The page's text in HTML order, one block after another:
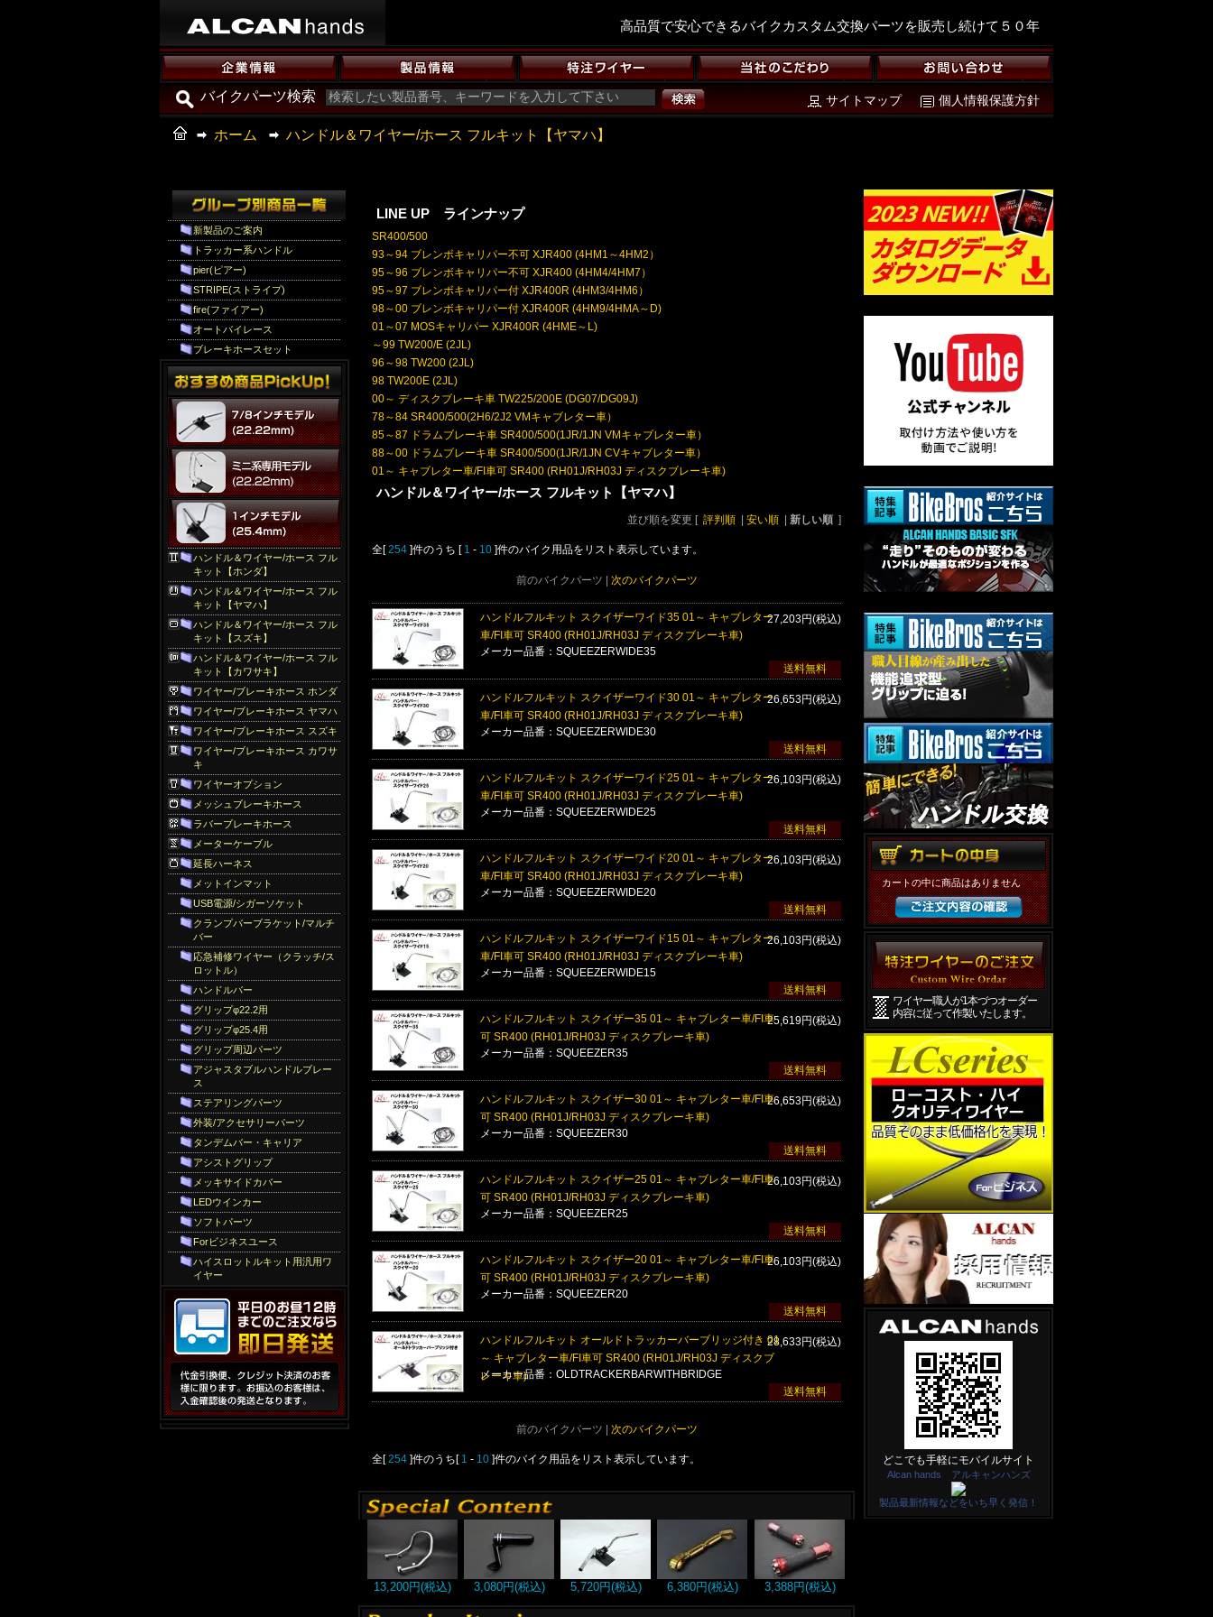
高品質で安心できるバイクカスタム交換パーツを販売し続けて５０年
サイトマップ 個人情報保護方針
バイクパーツ検索
ホーム ハンドル＆ワイヤー/ホース フルキット【ヤマハ】
新製品のご案内
トラッカー系ハンドル
pier(ピアー)
STRIPE(ストライプ)
fire(ファイアー)
オートバイレース
ブレーキホースセット
ハンドル＆ワイヤー/ホース フル
キット【ホンダ】
ハンドル＆ワイヤー/ホース フル
キット【ヤマハ】
ハンドル＆ワイヤー/ホース フル
キット【スズキ】
ハンドル＆ワイヤー/ホース フル
キット【カワサキ】
ワイヤー/ブレーキホース ホンダ
ワイヤー/ブレーキホース ヤマハ
ワイヤー/ブレーキホース スズキ
ワイヤー/ブレーキホース カワサ
キ
ワイヤーオプション
メッシュブレーキホース
ラバーブレーキホース
メーターケーブル
延長ハーネス
メットインマット
USB電源/シガーソケット
クランプバーブラケット/マルチ
バー
応急補修ワイヤー（クラッチ/ス
ロットル）
ハンドルバー
グリップφ22.2用
グリップφ25.4用
グリップ周辺パーツ
アジャスタブルハンドルブレー
ス
ステアリングパーツ
外装/アクセサリーパーツ
タンデムバー・キャリア
アシストグリップ
メッキサイドカバー
LEDウインカー
ソフトパーツ
Forビジネスユース
ハイスロットルキット用汎用ワ
イヤー
LINE UP ラインナップ
SR400/500
93～94 ブレンボキャリパー不可 XJR400 (4HM1～4HM2）
95～96 ブレンボキャリパー不可 XJR400 (4HM4/4HM7）
95～97 ブレンボキャリパー付 XJR400R (4HM3/4HM6）
98～00 ブレンボキャリパー付 XJR400R (4HM9/4HMA～D)
01～07 MOSキャリパー XJR400R (4HME～L)
～99 TW200/E (2JL)
96～98 TW200 (2JL)
98 TW200E (2JL)
00～ ディスクブレーキ車 TW225/200E (DG07/DG09J)
78～84 SR400/500(2H6/2J2 VMキャブレター車）
85～87 ドラムブレーキ車 SR400/500(1JR/1JN VMキャブレター車）
88～00 ドラムブレーキ車 SR400/500(1JR/1JN CVキャブレター車）
01～ キャブレター車/FI車可 SR400 (RH01J/RH03J ディスクブレーキ車)
ハンドル＆ワイヤー/ホース フルキット【ヤマハ】
並び順を変更 [ 評判順 安い順 新しい順 ]
全[ 254 ]件のうち [ 1 - 10 ]件のバイク用品をリスト表示しています。
前のバイクパーツ | 次のバイクパーツ
27,203円(税込)
ハンドルフルキット スクイザーワイド35 01～ キャブレター
車/FI車可 SR400 (RH01J/RH03J ディスクブレーキ車)
メーカー品番：SQUEEZERWIDE35
送料無料
26,653円(税込)
ハンドルフルキット スクイザーワイド30 01～ キャブレター
車/FI車可 SR400 (RH01J/RH03J ディスクブレーキ車)
メーカー品番：SQUEEZERWIDE30
送料無料
26,103円(税込)
ハンドルフルキット スクイザーワイド25 01～ キャブレター
車/FI車可 SR400 (RH01J/RH03J ディスクブレーキ車)
メーカー品番：SQUEEZERWIDE25
送料無料
26,103円(税込)
ハンドルフルキット スクイザーワイド20 01～ キャブレター
車/FI車可 SR400 (RH01J/RH03J ディスクブレーキ車)
メーカー品番：SQUEEZERWIDE20
送料無料
26,103円(税込)
ハンドルフルキット スクイザーワイド15 01～ キャブレター
車/FI車可 SR400 (RH01J/RH03J ディスクブレーキ車)
メーカー品番：SQUEEZERWIDE15
送料無料
25,619円(税込)
ハンドルフルキット スクイザー35 01～ キャブレター車/FI車
可 SR400 (RH01J/RH03J ディスクブレーキ車)
メーカー品番：SQUEEZER35
送料無料
26,653円(税込)
ハンドルフルキット スクイザー30 01～ キャブレター車/FI車
可 SR400 (RH01J/RH03J ディスクブレーキ車)
メーカー品番：SQUEEZER30
送料無料
26,103円(税込)
ハンドルフルキット スクイザー25 01～ キャブレター車/FI車
可 SR400 (RH01J/RH03J ディスクブレーキ車)
メーカー品番：SQUEEZER25
送料無料
26,103円(税込)
ハンドルフルキット スクイザー20 01～ キャブレター車/FI車
可 SR400 (RH01J/RH03J ディスクブレーキ車)
メーカー品番：SQUEEZER20
送料無料
28,633円(税込)
ハンドルフルキット オールドトラッカーバーブリッジ付き 01
～ キャブレター車/FI車可 SR400 (RH01J/RH03J ディスクブ
レーキ車)
メーカー品番：OLDTRACKERBARWITHBRIDGE
送料無料
前のバイクパーツ | 次のバイクパーツ
全[ 254 ]件のうち[ 1 - 10 ]件のバイク用品をリスト表示しています。
13,200円(税込) 3,080円(税込) 5,720円(税込) 6,380円(税込) 3,388円(税込)
カートの中に商品はありません
ワイヤー職人が1本づつオーダー
内容に従って作製いたします。
どこでも手軽にモバイルサイト
Alcan hands アルキャンハンズ
製品最新情報などをいち早く発信！